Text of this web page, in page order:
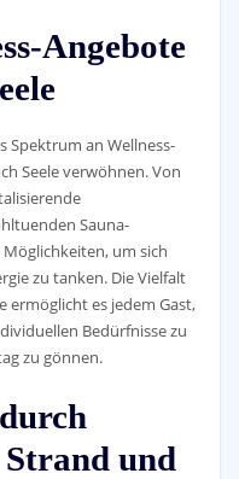
Angebote
Spektrum an Wellness-
Seele verwöhnen. Von
Sauna-
um sich
zu tanken. Die Vielfalt
ermöglicht es jedem Gast,
Bedürfnisse zu
zu gönnen.
Strand und